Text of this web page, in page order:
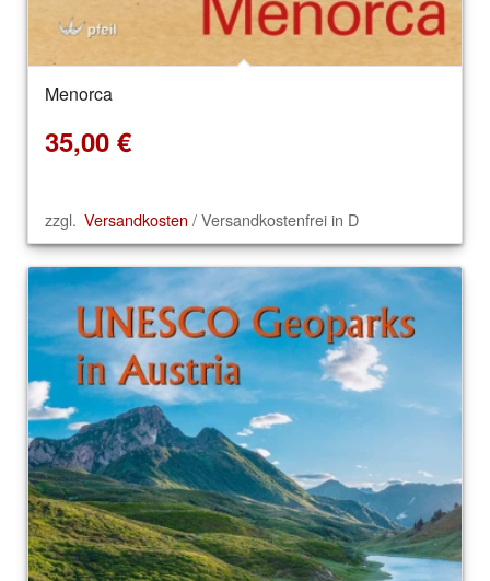
Menorca
35,00 €
zzgl. Versandkosten / Versandkostenfrei in D